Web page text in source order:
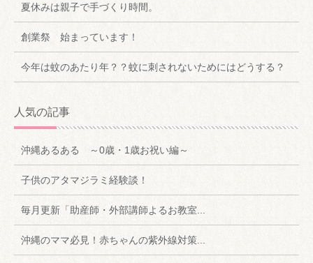
夏休みは親子で手づくり時間。
創業祭 始まっています！
今年は蚊のあたり年？？蚊に刺されないためにはどうする？
人気の記事
沖縄あるある ～0歳・1歳お祝い編～
子供のアタマジラミ経験談！
毎月更新「助産師・外部講師よるお教室...
沖縄のママ必見！赤ちゃんの紫外線対策...